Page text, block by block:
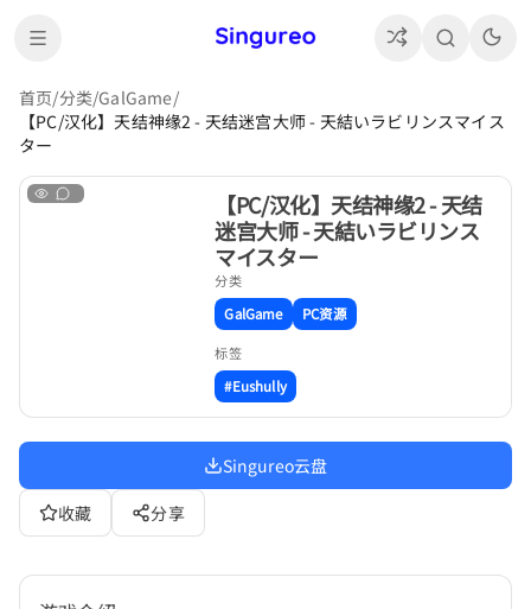
首页/分类/GalGame/
【PC/汉化】天结神缘2 - 天结迷宫大师 - 天結いラビリンスマイス
ター
【PC/汉化】天结神缘2 - 天结
迷宫大师 - 天結いラビリンス
マイスター
分类
GalGame
PC资源
标签
#Eushully
Singureo云盘
收藏
分享